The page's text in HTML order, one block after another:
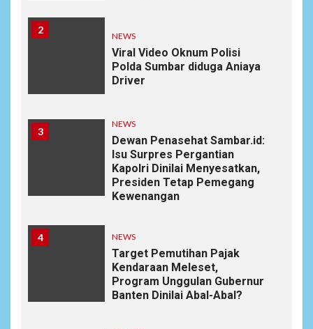
2
NEWS
Viral Video Oknum Polisi
Polda Sumbar diduga Aniaya
Driver
3
NEWS
Dewan Penasehat Sambar.id:
Isu Surpres Pergantian
Kapolri Dinilai Menyesatkan,
Presiden Tetap Pemegang
Kewenangan
4 NEWS
Target Pemutihan Pajak
Kendaraan Meleset,
Program Unggulan Gubernur
Banten Dinilai Abal-Abal?